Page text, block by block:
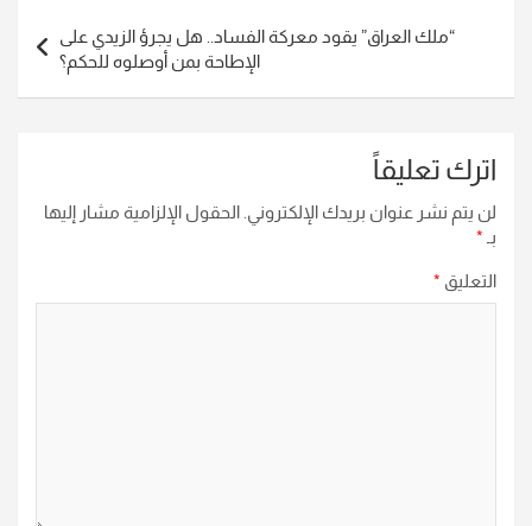
“ملك العراق” يقود معركة الفساد.. هل يجرؤ الزيدي على
الإطاحة بمن أوصلوه للحكم؟
اترك تعليقاً
لن يتم نشر عنوان بريدك الإلكتروني. الحقول الإلزامية مشار إليها
بـ *
التعليق *